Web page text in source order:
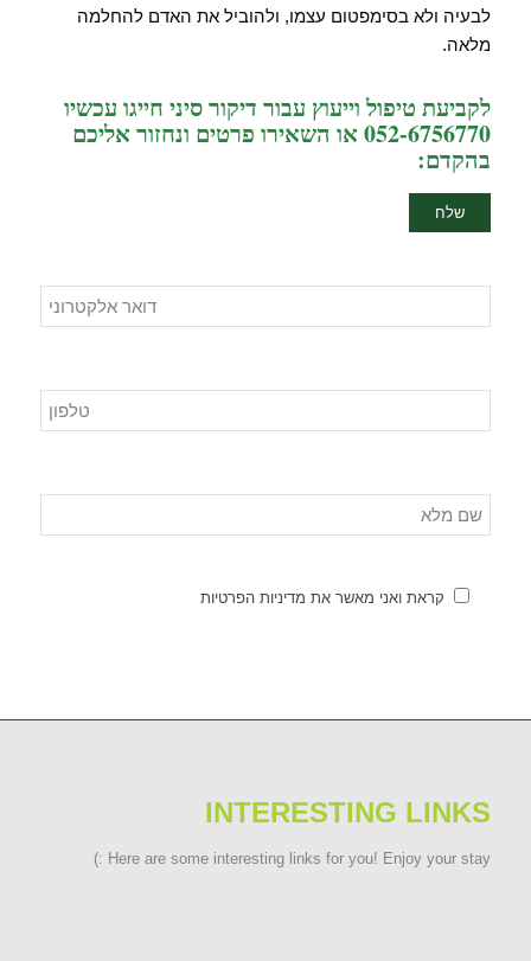
לבעיה ולא בסימפטום עצמו, ולהוביל את האדם להחלמה
מלאה.
לקביעת טיפול וייעוץ עבור דיקור סיני חייגו עכשיו
052-6756770 או השאירו פרטים ונחזור אליכם
בהקדם:
קראת ואני מאשר את מדיניות הפרטיות
INTERESTING LINKS
Here are some interesting links for you! Enjoy your stay :)